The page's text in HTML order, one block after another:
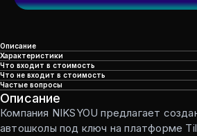
Описание
Характеристики
Что входит в стоимость
Что не входит в стоимость
Частые вопросы
Описание
Компания NIKSYOU предлагает
автошколы под ключ на платформе